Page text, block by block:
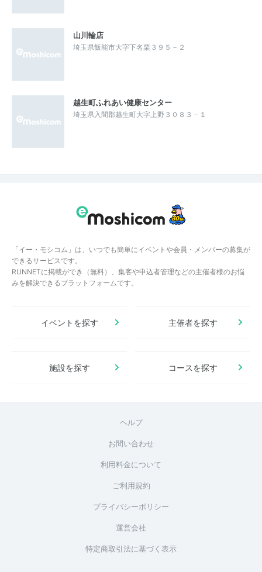
山川輪店
埼玉県飯能市大字下名栗３９５－２
越生町ふれあい健康センター
埼玉県入間郡越生町大字上野３０８３－１
「イー・モシコム」は、いつでも簡単にイベントや会員・メンバーの募集が
できるサービスです。
RUNNETに掲載ができ（無料）、集客や申込者管理などの主催者様のお悩
みを解決できるプラットフォームです。
イベントを探す 主催者を探す
施設を探す コースを探す
ヘルプ
お問い合わせ
利用料金について
ご利用規約
プライバシーポリシー
運営会社
特定商取引法に基づく表示